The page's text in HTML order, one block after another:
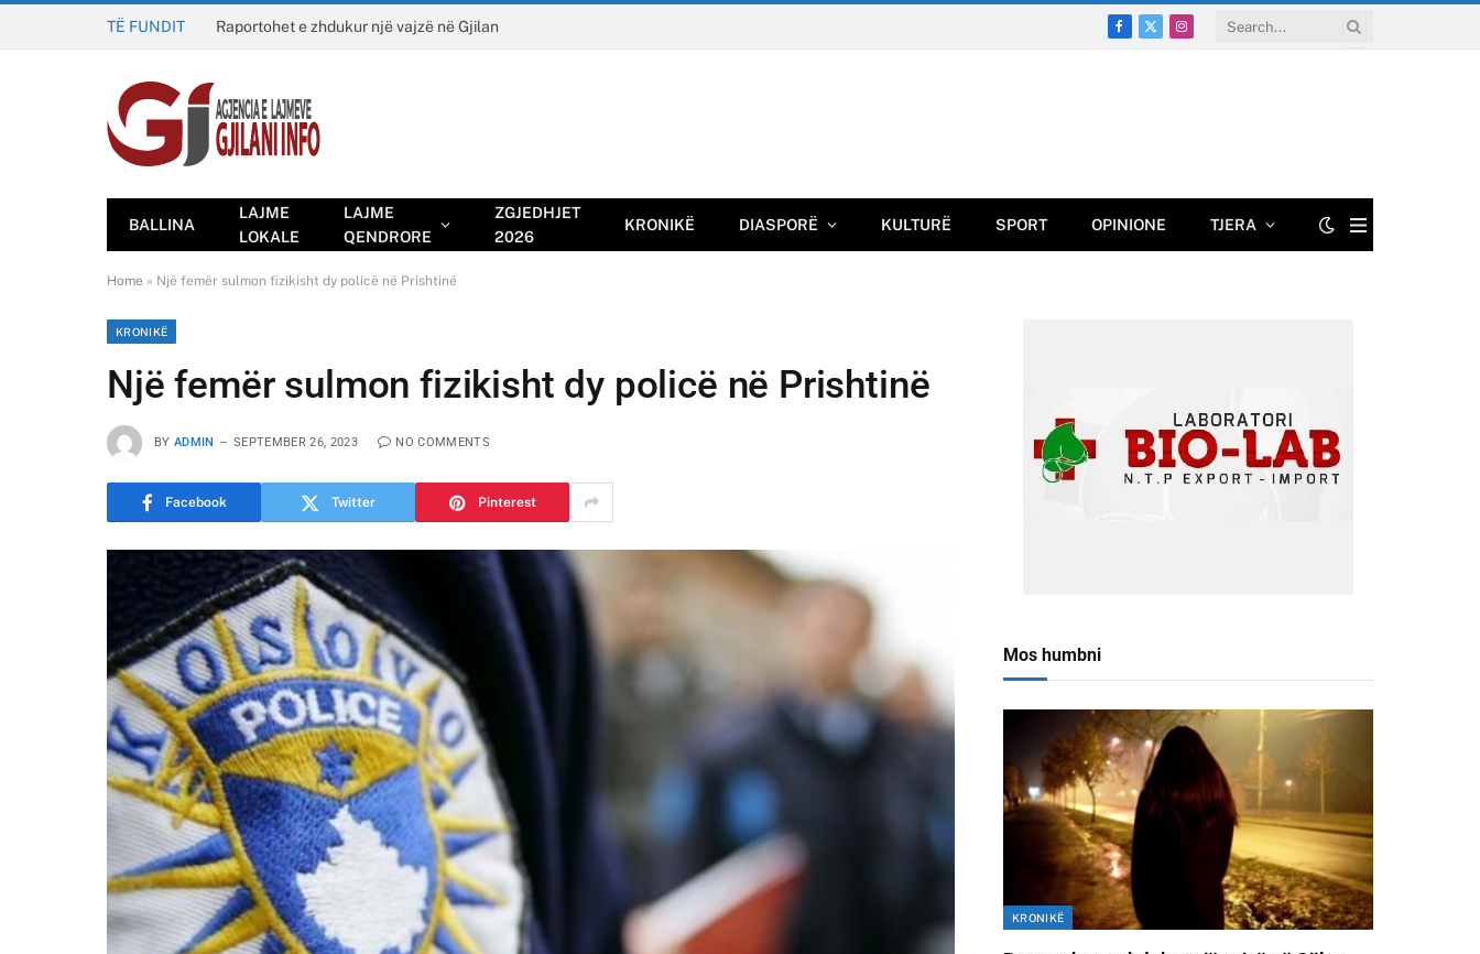
TË FUNDIT Raportohet e zhdukur një vajzë në Gjilan
Facebook
X
Instagram
BALLINA
LAJME
LOKALE
LAJME
QENDRORE
ZGJEDHJET
2026
KRONIKË DIASPORË KULTURË SPORT OPINIONE TJERA
Home » Një femër sulmon fizikisht dy policë në Prishtinë
KRONIKË
Një femër sulmon fizikisht dy policë në Prishtinë
BY ADMIN SEPTEMBER 26, 2023 NO COMMENTS
Facebook Twitter Pinterest
Mos humbni
KRONIKË